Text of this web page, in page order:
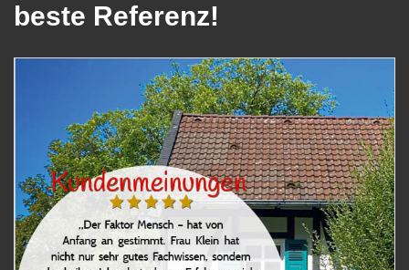
beste Referenz!